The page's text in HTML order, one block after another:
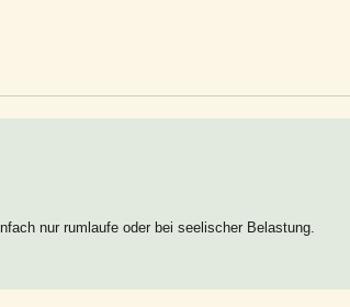
nur rumlaufe oder bei seelischer Belastung.